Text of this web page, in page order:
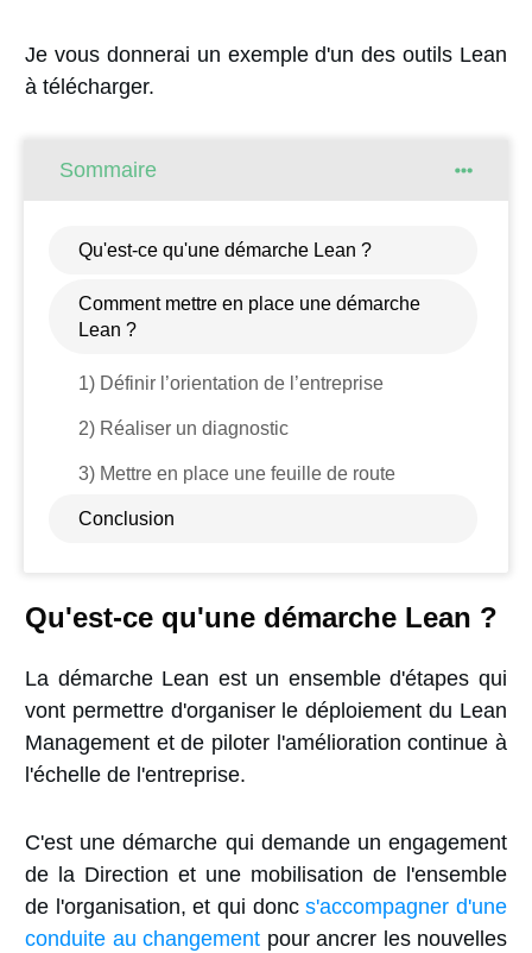
Je vous donnerai un exemple d'un des outils Lean
à télécharger.
Sommaire
Qu'est-ce qu'une démarche Lean ?
Comment mettre en place une démarche
Lean ?
1) Définir l’orientation de l’entreprise
2) Réaliser un diagnostic
3) Mettre en place une feuille de route
Conclusion
Qu'est-ce qu'une démarche Lean ?
La démarche Lean est un ensemble d'étapes qui
vont permettre d'organiser le déploiement du Lean
Management et de piloter l'amélioration continue à
l'échelle de l'entreprise.
C'est une démarche qui demande un engagement
de la Direction et une mobilisation de l'ensemble
de l'organisation, et qui doncs'accompagner d'une
conduite au changement pour ancrer les nouvelles